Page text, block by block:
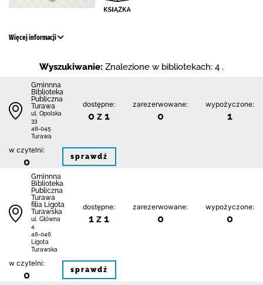
Więcej informacji
Wyszukiwanie: Znalezione w bibliotekach: 4 .
Gminnna
Biblioteka
Publiczna
Turawa
ul. Opolska
33
46-045
Turawa
dostępne:
0 z 1
zarezerwowane:
0
wypożyczone:
1
w czytelni:
0 sprawdź
Gminnna
Biblioteka
Publiczna
Turawa
filia Ligota
Turawska
ul. Główna
4
46-046
Ligota
Turawska
dostępne:
1 z 1
zarezerwowane:
0
wypożyczone:
0
w czytelni:
0 sprawdź